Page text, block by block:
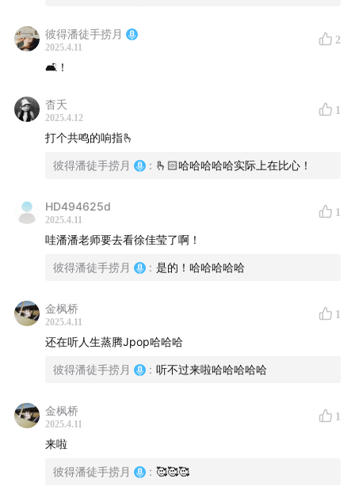
▏04:27
▏07:59
11:10▏ TOUCH MY BODY - SAM KIM (샘김)
14:32▏ 왜인지 모르게 (Feat. 새로, 진효정) - 프롬
▏ serenade (Feat. 서은) - 프롬유 (From.U)/
틱 콜라보)
25:02▏ Dreamin' love - Han All (한올)/Saevom
▏28:00▏ 연애의 시작 (The Beginning Of Us) -
g0nny (거니)
31:24▏ Wanna Love You - Paul Kim (폴킴)
彼得潘徒手捞月
2025.4.11
2
🛋️！
杳夭
2025.4.12
1
打个共鸣的响指🫰
彼得潘徒手捞月 : 🫰🏻哈哈哈哈哈实际上在比心！
HD494625d
2025.4.11
1
哇潘潘老师要去看徐佳莹了啊！
彼得潘徒手捞月 : 是的！哈哈哈哈哈
金枫桥
2025.4.11
1
还在听人生蒸腾Jpop哈哈哈
彼得潘徒手捞月 : 听不过来啦哈哈哈哈哈
金枫桥
2025.4.11
1
来啦
彼得潘徒手捞月 : 🥰🥰🥰